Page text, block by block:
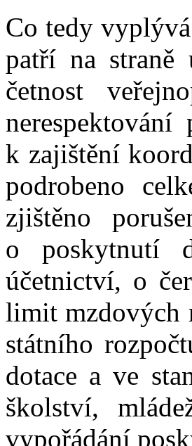
Co tedy
patří na straně
četnost
k zajištění
podrobeno
zjištěno
o poskytnutí
účetnictví, o
limit mzdových
státního
dotace a ve
školství,
vypořádání